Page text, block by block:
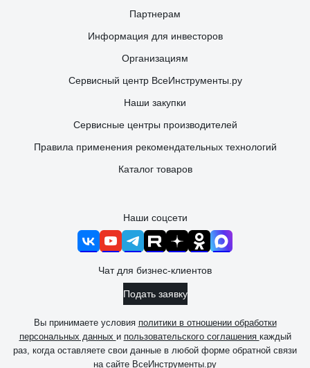
Партнерам
Информация для инвесторов
Организациям
Сервисный центр ВсеИнструменты.ру
Наши закупки
Сервисные центры производителей
Правила применения рекомендательных технологий
Каталог товаров
Наши соцсети
Чат для бизнес-клиентов
Подать заявку
Вы принимаете условия политики в отношении обработки
персональных данных и пользовательского соглашения каждый
раз, когда оставляете свои данные в любой форме обратной связи
на сайте ВсеИнструменты.ру